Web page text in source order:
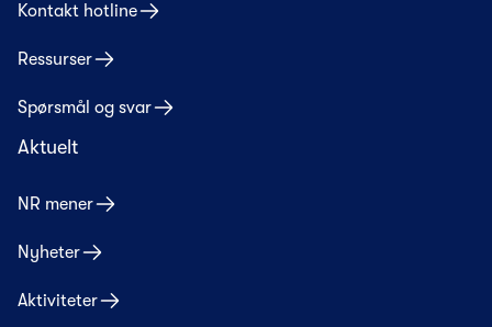
Kontakt hotline
Ressurser
Spørsmål og svar
Aktuelt
NR mener
Nyheter
Aktiviteter